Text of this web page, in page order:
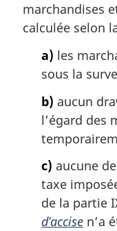
marchandises
calculée selon
a) les
sous la
b) aucun
l’égard des
c) aucune
taxe
de la partie
d’accise n’a